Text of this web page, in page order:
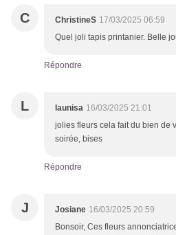
C ChristineS 17/03/2025 06:59
Quel joli tapis printanier. Belle
Répondre
L launisa 16/03/2025 21:01
jolies fleurs cela fait du bien de
soirée, bises
Répondre
J Josiane 16/03/2025 20:59
Bonsoir, Ces fleurs